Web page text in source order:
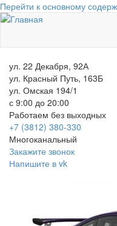
Перейти к основному
ул. 22 Декабря, 92А
ул. Красный Путь, 163Б
ул. Омская 194/1
с 9:00 до 20:00
Работаем без выходных
+7 (3812) 380-330
Многоканальный
Закажите звонок
Напишите в vk